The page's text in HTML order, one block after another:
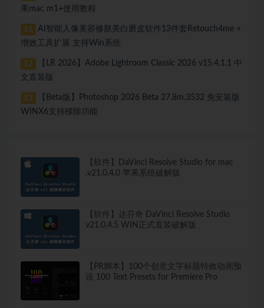
果mac m1+使用教程
11
AI智能人像美容修肤美白磨皮软件13件套Retouch4me +
增效工具扩展 支持Win系统
12
【LR 2026】Adobe Lightroom Classic 2026 v15.4.1.1 中
文直装版
13
【Beta版】Photoshop 2026 Beta 27.8m.3532 免安装版
WINX6支持移除功能
【软件】DaVinci Resolve Studio for mac
.v21.0.4.0 苹果系统破解版
【软件】达芬奇 DaVinci Resolve Studio
v21.0.4.5 WIN正式直装破解版
【PR脚本】100个创意文字标题特效动画预
设 100 Text Presets for Premiere Pro